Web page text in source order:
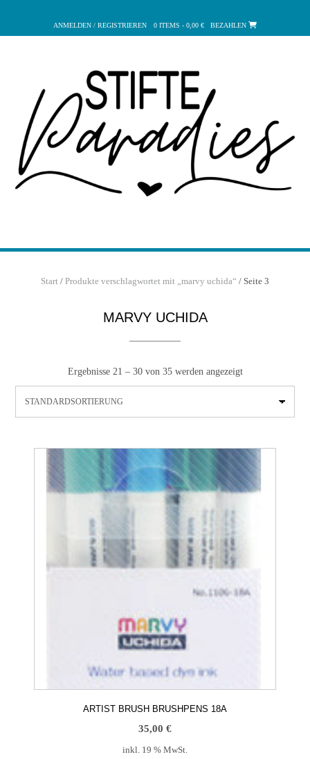
springen
ANMELDEN / REGISTRIEREN 0 ITEMS - 0,00 € BEZAHLEN
Start / Produkte verschlagwortet mit „marvy uchida“ / Seite 3
MARVY UCHIDA
Ergebnisse 21 – 30 von 35 werden angezeigt
ARTIST BRUSH BRUSHPENS 18A
35,00 €
inkl. 19 % MwSt.